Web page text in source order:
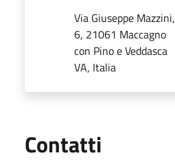
Via Giuseppe Mazzini,
6, 21061 Maccagno
con Pino e Veddasca
VA, Italia
Contatti